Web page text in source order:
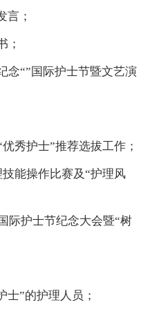
言；
；
念“”国际护士节暨文艺演
秀护士”推荐选拔工作；
技能操作比赛及“护理风
际护士节纪念大会暨“树
士”的护理人员；